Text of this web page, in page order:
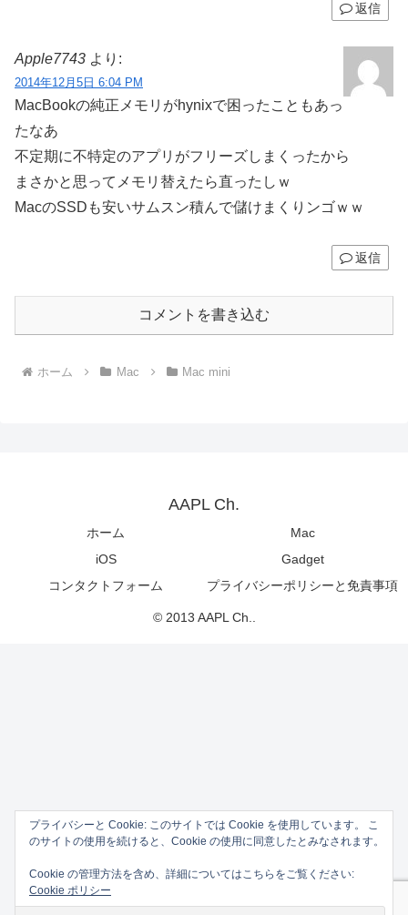
返信
Apple7743 より:
2014年12月5日 6:04 PM
MacBookの純正メモリがhynixで困ったこともあっ
たなあ
不定期に不特定のアプリがフリーズしまくったから
まさかと思ってメモリ替えたら直ったしｗ
MacのSSDも安いサムスン積んで儲けまくりンゴｗｗ
返信
コメントを書き込む
ホーム Mac Mac mini
AAPL Ch.
ホーム
Mac
iOS
Gadget
コンタクトフォーム
プライバシーポリシーと免責事項
© 2013 AAPL Ch..
プライバシーと Cookie: このサイトでは Cookie を使用しています。 こ
のサイトの使用を続けると、Cookie の使用に同意したとみなされます。
Cookie の管理方法を含め、詳細についてはこちらをご覧ください:
Cookie ポリシー